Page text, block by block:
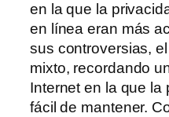
en la que la
en línea eran más
sus controversias,
mixto, recordando
Internet en la que la
fácil de mantener.